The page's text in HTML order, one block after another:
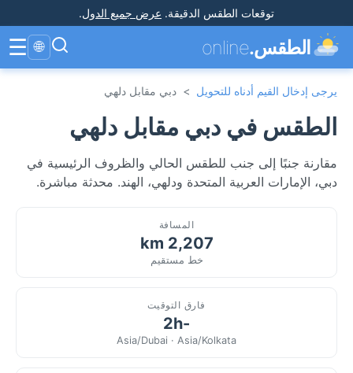
توقعات الطقس الدقيقة. عرض جميع الدول.
الطقس.online
🌐
☰
يرجى إدخال القيم أدناه للتحويل > دبي مقابل دلهي
الطقس في دبي مقابل دلهي
مقارنة جنبًا إلى جنب للطقس الحالي والظروف الرئيسية في
دبي، الإمارات العربية المتحدة ودلهي، الهند. محدثة مباشرة.
المسافة
2,207 km
خط مستقيم
فارق التوقيت
-2h
Asia/Dubai · Asia/Kolkata